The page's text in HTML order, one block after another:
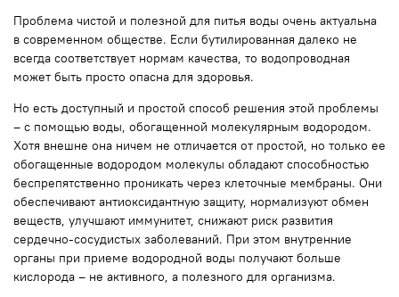
Проблема чистой и полезной для питья воды очень актуальна
в современном обществе. Если бутилированная далеко не
всегда соответствует нормам качества, то водопроводная
может быть просто опасна для здоровья.
Но есть доступный и простой способ решения этой проблемы
– с помощью воды, обогащенной молекулярным водородом.
Хотя внешне она ничем не отличается от простой, но только ее
обогащенные водородом молекулы обладают способностью
беспрепятственно проникать через клеточные мембраны. Они
обеспечивают антиоксидантную защиту, нормализуют обмен
веществ, улучшают иммунитет, снижают риск развития
сердечно-сосудистых заболеваний. При этом внутренние
органы при приеме водородной воды получают больше
кислорода – не активного, а полезного для организма.